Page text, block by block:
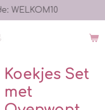
WELKOM10
Koekjes Set
met